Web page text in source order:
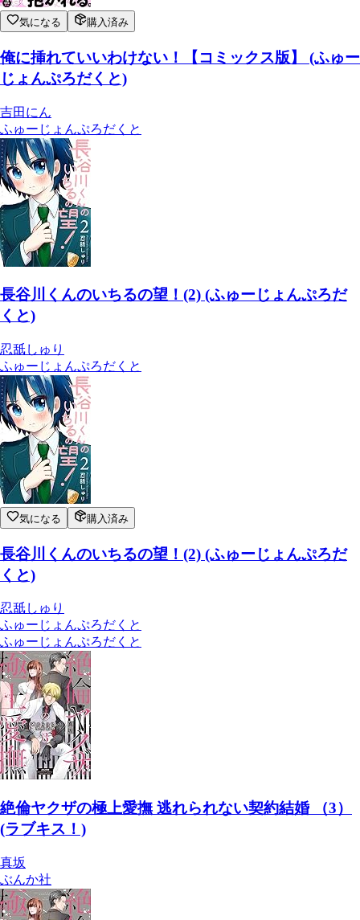
気になる 購入済み
俺に挿れていいわけない！【コミックス版】 (ふゅー
じょんぷろだくと)
吉田にん
ふゅーじょんぷろだくと
長谷川くんのいちるの望！(2) (ふゅーじょんぷろだ
くと)
忍舐しゅり
ふゅーじょんぷろだくと
気になる 購入済み
長谷川くんのいちるの望！(2) (ふゅーじょんぷろだ
くと)
忍舐しゅり
ふゅーじょんぷろだくと
ふゅーじょんぷろだくと
絶倫ヤクザの極上愛撫 逃れられない契約結婚 （3）
(ラブキス！)
真坂
ぶんか社